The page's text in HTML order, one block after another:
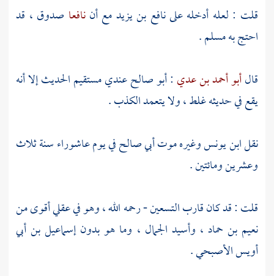
قلت : لعله أدخله علىنافع بن يزيدمع أننافعا صدوق ، قد
احتج بهمسلم.
قالأبو أحمد بن عدي :أبو صالحعندي مستقيم الحديث إلا أنه
يقع في حديثه غلط ، ولا يتعمد الكذب .
نقلابن يونسوغيره موتأبي صالحفي يوم عاشوراء سنة ثلاث
وعشرين ومائتين .
قلت : قد كان قارب التسعين - رحمه الله ، وهو في عقلي أقوى من
نعيم بن حماد ، وأسيد الجمال ، وما هو بدونإسماعيل بن أبي
أويس الأصبحي.